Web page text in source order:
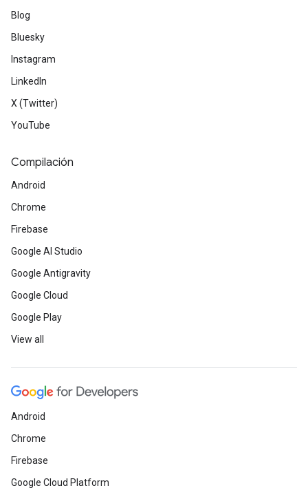
Blog
Bluesky
Instagram
LinkedIn
X (Twitter)
YouTube
Compilación
Android
Chrome
Firebase
Google AI Studio
Google Antigravity
Google Cloud
Google Play
View all
Android
Chrome
Firebase
Google Cloud Platform